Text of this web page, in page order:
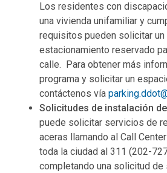
Los residentes con
una vivienda unifamiliar y
requisitos pueden solicitar
estacionamiento reservado
calle. Para obtener más
programa y solicitar un
contáctenos vía
Solicitudes de instalación
puede solicitar servicios de
aceras llamando al Call
toda la ciudad al 311 (202-
completando una solicitud de